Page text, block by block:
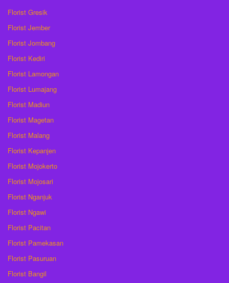
Florist Gresik
Florist Jember
Florist Jombang
Florist Kediri
Florist Lamongan
Florist Lumajang
Florist Madiun
Florist Magetan
Florist Malang
Florist Kepanjen
Florist Mojokerto
Florist Mojosari
Florist Nganjuk
Florist Ngawi
Florist Pacitan
Florist Pamekasan
Florist Pasuruan
Florist Bangil